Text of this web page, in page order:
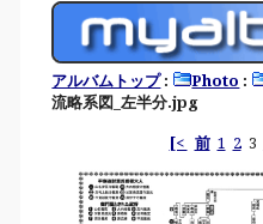
アルバムトップ: Photo :
流略系図_左半分.jpg
[< 前 1 23